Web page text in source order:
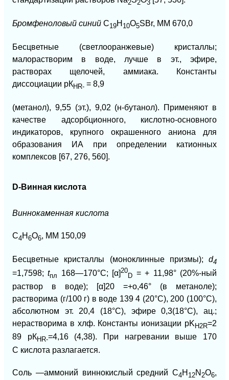
2 2 3
Бромфеноловый синий C19H 10O5SBr, MM 670,0
Бесцветные (светлооранжевые) кристаллы;
малорастворим в воде, лучше в эт., эфире,
растворах щелочей, аммиака. Константы
диссоциации рКHR- = 8,9
(метанол), 9,55 (эт.), 9,02 (н-бутанол). Применяют в
качестве адсорбционного, кислотно-основного
индикаторов, крупного окрашенного аниона для
образования ИА при определении катионных
комплексов [67, 276, 560].
D-Винная кислота
Виннокаменная кислота
С4Н 6О6, ММ 150,09
Бесцветные кристаллы (моноклинные призмы); d4
=1,7598;tпл 168—170°С; [α]20
D = + 11,98° (20%-ный
раствор в воде);
[α]20 =+о,46° (в метаноле);
растворима (г/100 г) в воде 139 4 (20°С), 200 (100°С),
абсолютном эт. 20,4 (18°С), эфире 0,3(18°С), ац.;
нерастворима в хлф. Константы ионизации pK H2R=2
89 рКHR-=4,16 (4,38). При нагревании выше 170
С кислота разлагается.
Соль —аммоний виннокислый средний C4H 12N 2O6,